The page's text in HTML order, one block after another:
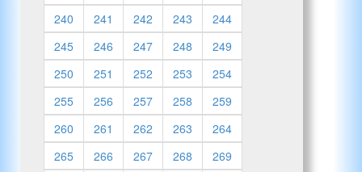
240
241 242 243
244
245
246 247 248
249
250
251 252 253
254
255
256 257 258
259
260
261 262 263
264
265
266 267 268
269